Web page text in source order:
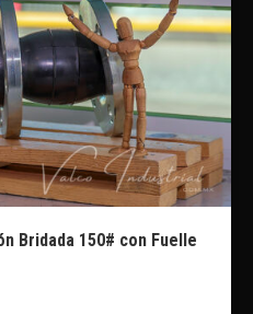
Bridada 150# con Fuelle